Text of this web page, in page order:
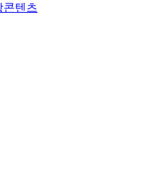
콘텐츠